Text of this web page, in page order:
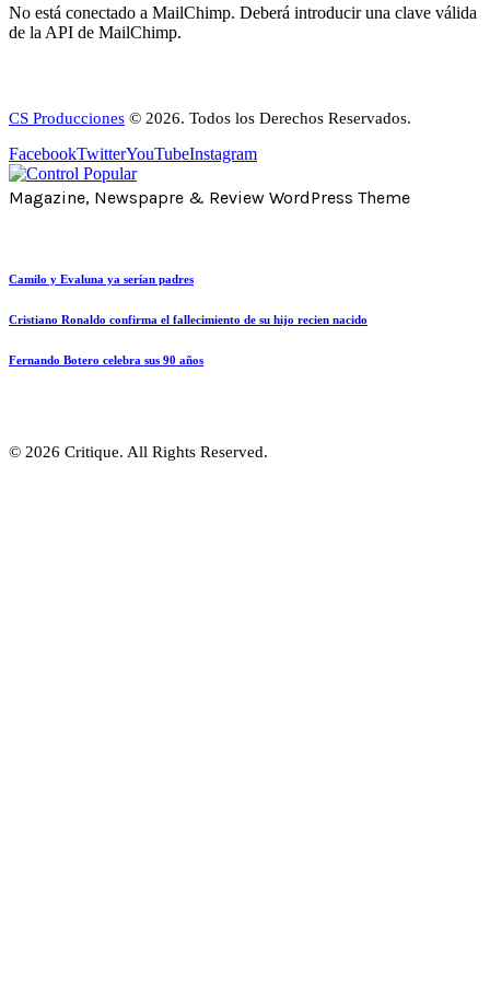
No está conectado a MailChimp. Deberá introducir una clave válida
de la API de MailChimp.
CS Producciones © 2026. Todos los Derechos Reservados.
FacebookTwitterYouTubeInstagram
Magazine, Newspapre & Review WordPress Theme
Camilo y Evaluna ya serían padres
Cristiano Ronaldo confirma el fallecimiento de su hijo recien nacido
Fernando Botero celebra sus 90 años
© 2026 Critique. All Rights Reserved.